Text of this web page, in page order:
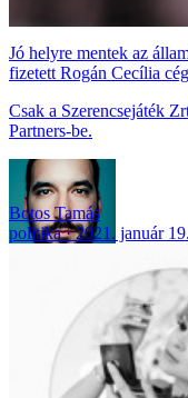
Jó helyre mentek az
fizetett Rogán Cecília
Csak a Szerencsejáték
Partners-be.
Botos Tamás
politika
2021. január